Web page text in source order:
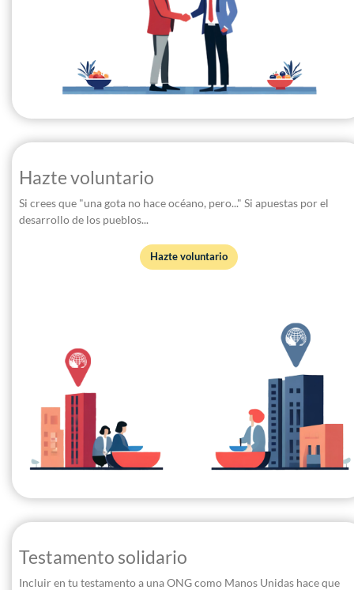
Hazte voluntario
Si crees que "una gota no hace océano, pero..." Si apuestas por el
desarrollo de los pueblos...
Hazte voluntario
Testamento solidario
Incluir en tu testamento a una ONG como Manos Unidas hace que